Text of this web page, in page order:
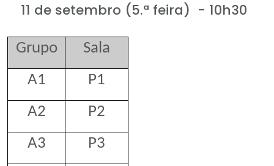
11 de setembro (5.ª feira) - 10h30
Grupo
Sala
A1
P1
A2
P2
A3
P3